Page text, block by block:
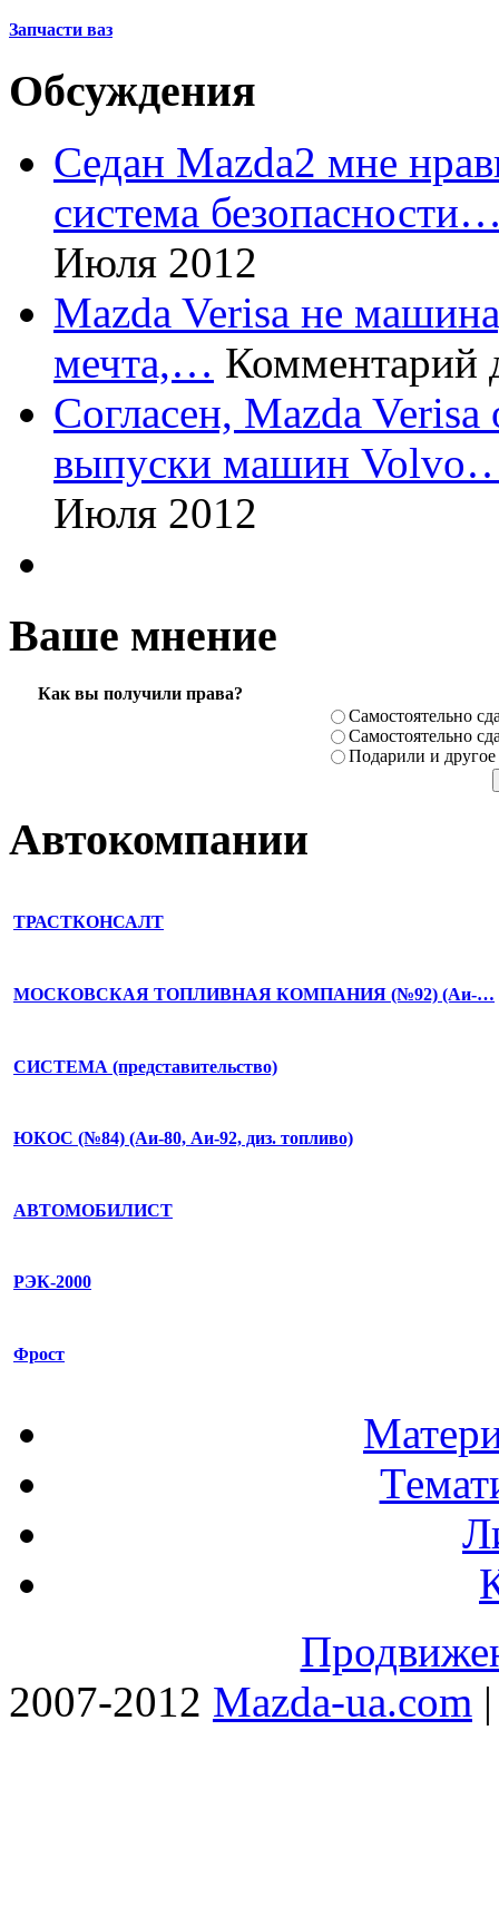
Запчасти ваз
Обсуждения
Седан Mazda2 мне
система
Июля 2012
Mazda Verisa не
мечта,… Комментарий
Согласен, Mazda
выпуски машин
Июля 2012
Ваше мнение
Как вы получили права?
Самостоя­тельно
Самостоя­тельно
Подарили­ и другое
Автокомпании
ТРАСТКОНСАЛТ
МОСКОВСКАЯ ТОПЛИВНАЯ КОМПАНИЯ (№92) (Аи-…
СИСТЕМА (представительство)
ЮКОС (№84) (Аи-80, Аи-92, диз. топливо)
АВТОМОБИЛИСТ
РЭК-2000
Фрост
2007-2012 Mazda-ua.com